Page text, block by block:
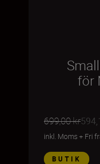
för
699,00 kr
inkl. Moms+ Fri
BUTIK